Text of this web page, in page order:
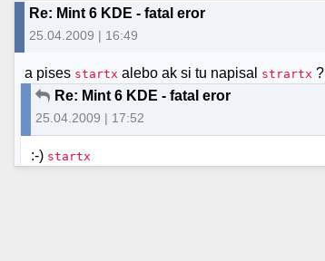
Re: Mint 6 KDE - fatal eror
25.04.2009 | 16:49
a pises startx alebo ak si tu napisal strartx ?
Re: Mint 6 KDE - fatal eror
25.04.2009 | 17:52
:-) startx